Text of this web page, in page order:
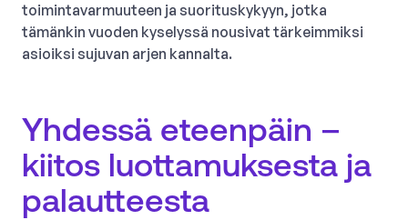
toimintavarmuuteen ja suorituskykyyn, jotka
tämänkin vuoden kyselyssä nousivat tärkeimmiksi
asioiksi sujuvan arjen kannalta.
Yhdessä eteenpäin –
kiitos luottamuksesta ja
palautteesta